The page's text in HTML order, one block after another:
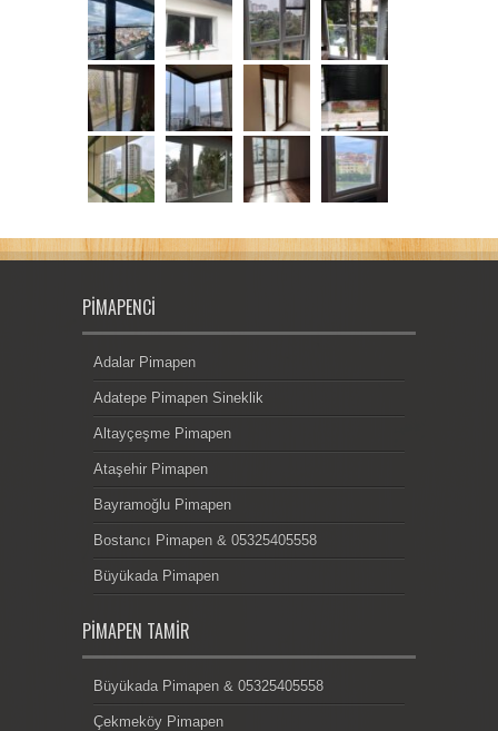
PIMAPENCI
Adalar Pimapen
Adatepe Pimapen Sineklik
Altayçeşme Pimapen
Ataşehir Pimapen
Bayramoğlu Pimapen
Bostancı Pimapen & 05325405558
Büyükada Pimapen
PIMAPEN TAMIR
Büyükada Pimapen & 05325405558
Çekmeköy Pimapen